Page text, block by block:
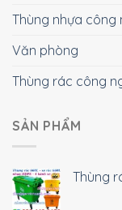
Thùng nhựa công
Văn phòng
Thùng rác công
SẢN PHẨM
Thùng